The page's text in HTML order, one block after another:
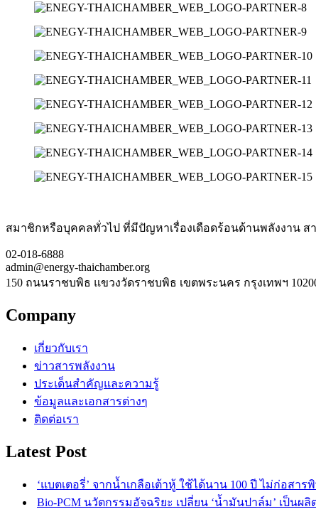
สมาชิกหรือบุคคลทั่วไป ที่มีปัญหาเรื่องเดือดร้อนด้านพลังงาน สา
02-018-6888
admin@energy-thaichamber.org
150 ถนนราชบพิธ แขวงวัดราชบพิธ เขตพระนคร กรุงเทพฯ
Company
เกี่ยวกับเรา
ข่าวสารพลังงาน
ประเด็นสำคัญและความรู้
ข้อมูลและเอกสารต่างๆ
ติดต่อเรา
Latest Post
‘แบตเตอรี่’ จากน้ำเกลือเต้าหู้ ใช้ได้นาน 100 ปี ไม่ก่อสา
Bio-PCM นวัตกรรมอัจฉริยะ เปลี่ยน ‘น้ำมันปาล์ม’ เป็นผ